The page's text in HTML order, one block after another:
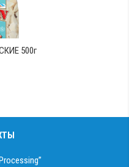
500г